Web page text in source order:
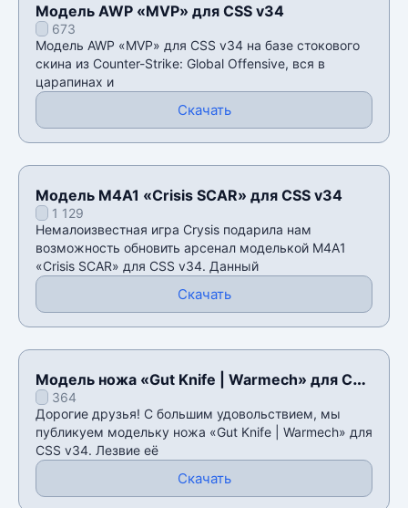
Модель AWP «MVP» для CSS v34
673
Модель AWP «MVP» для CSS v34 на базе стокового
скина из Counter-Strike: Global Offensive, вся в
царапинах и
Скачать
Модель M4A1 «Crisis SCAR» для CSS v34
1 129
Немалоизвестная игра Crysis подарила нам
возможность обновить арсенал моделькой M4A1
«Crisis SCAR» для CSS v34. Данный
Скачать
Модель ножа «Gut Knife | Warmech» для CSS
v34364
Дорогие друзья! С большим удовольствием, мы
публикуем модельку ножа «Gut Knife | Warmech» для
CSS v34. Лезвие её
Скачать